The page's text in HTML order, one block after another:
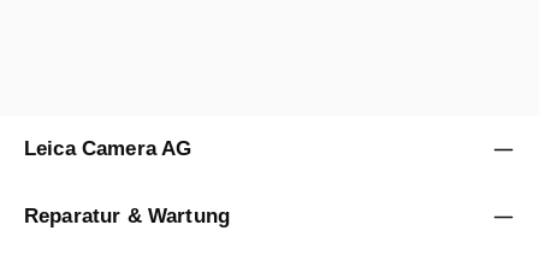
Leica Camera AG
Reparatur & Wartung